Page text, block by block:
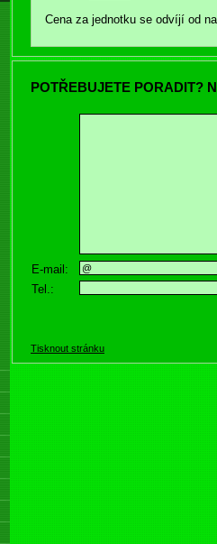
Cena za jednotku se odvíjí od
POTŘEBUJETE PORADIT?
E-mail:
Tel.:
Tisknout stránku